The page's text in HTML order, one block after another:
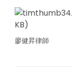
廖健昇律師